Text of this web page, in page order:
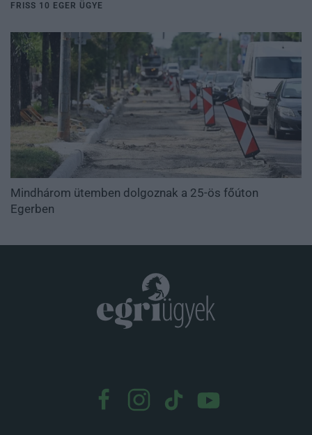
FRISS 10 EGER ÜGYE
Mindhárom ütemben dolgoznak a 25-ös főúton
Egerben